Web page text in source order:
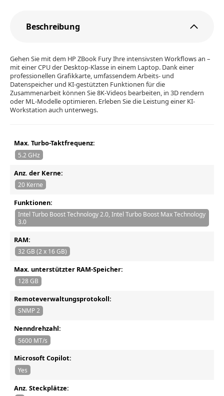
Beschreibung
Gehen Sie mit dem HP ZBook Fury Ihre intensivsten Workflows an –
mit einer CPU der Desktop-Klasse in einem Laptop. Dank einer
professionellen Grafikkarte, umfassendem Arbeits- und
Datenspeicher und KI-gestützten Funktionen für die
Zusammenarbeit können Sie 8K-Videos bearbeiten, in 3D rendern
oder ML-Modelle optimieren. Erleben Sie die Leistung einer KI-
Workstation auch unterwegs.
Max. Turbo-Taktfrequenz:
5.2 GHz
Anz. der Kerne:
20 Kerne
Funktionen:
Intel Turbo Boost Technology 2.0, Intel Turbo Boost Max Technology
3.0
RAM:
32 GB (2 x 16 GB)
Max. unterstützter RAM-Speicher:
128 GB
Remoteverwaltungsprotokoll:
SNMP 2
Nenndrehzahl:
5600 MT/s
Microsoft Copilot:
Yes
Anz. Steckplätze: